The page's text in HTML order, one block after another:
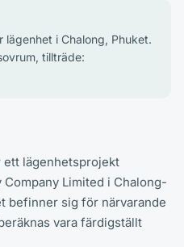
lägenhet i Chalong, Phuket.
tillträde:
ett lägenhetsprojekt
Limited i Chalong-
befinner sig för närvarande
vara färdigställt